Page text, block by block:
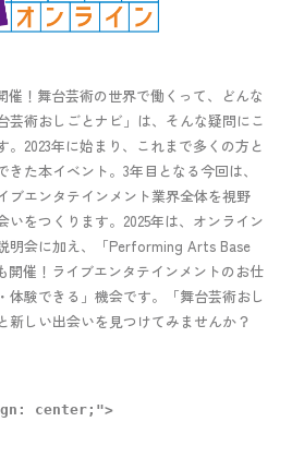
催！舞台芸術の世界で働くって、どんな
芸術おしごとナビ」は、そんな疑問にこ
。2023年に始まり、これまで多くの方と
た本イベント。3年目となる今回は、
ブエンタテインメント業界全体を視野
いをつくります。2025年は、オンライン
明会に加え、「Performing Arts Base
開催！ライブエンタテインメントのお仕
体験できる」機会です。「舞台芸術おし
新しい出会いを見つけてみませんか？
center;">